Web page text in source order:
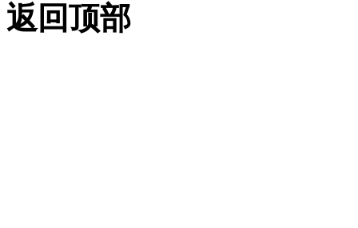
返回顶部